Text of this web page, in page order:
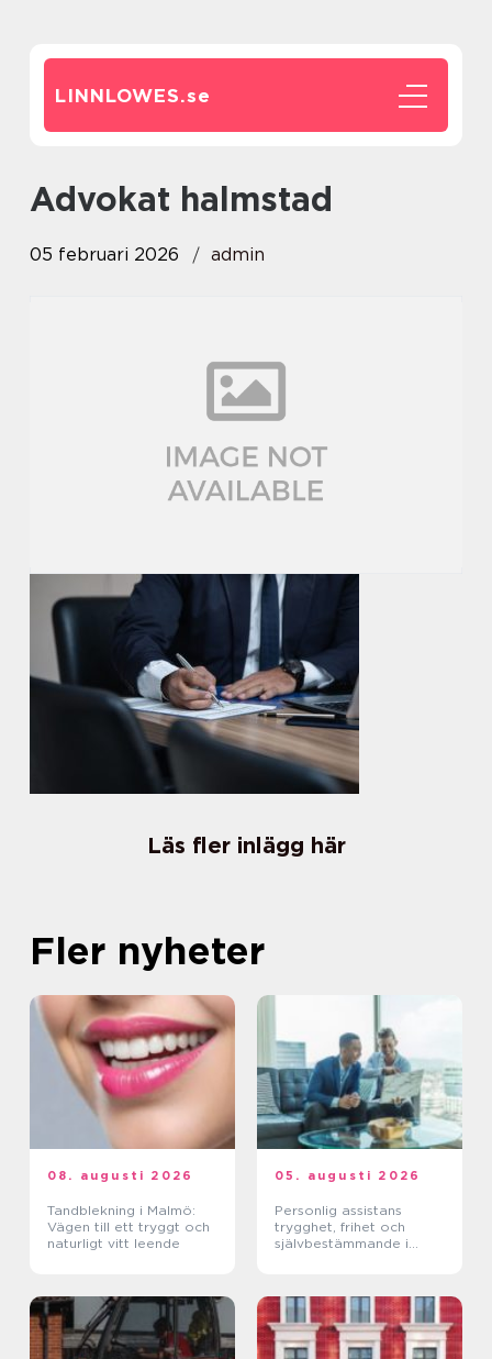
LINNLOWES.se
advokat halmstad
05 februari 2026 admin
Läs fler inlägg här
Fler nyheter
08. augusti 2026
Tandblekning i Malmö:
Vägen till ett tryggt och
naturligt vitt leende
05. augusti 2026
Personlig assistans
trygghet, frihet och
självbestämmande i